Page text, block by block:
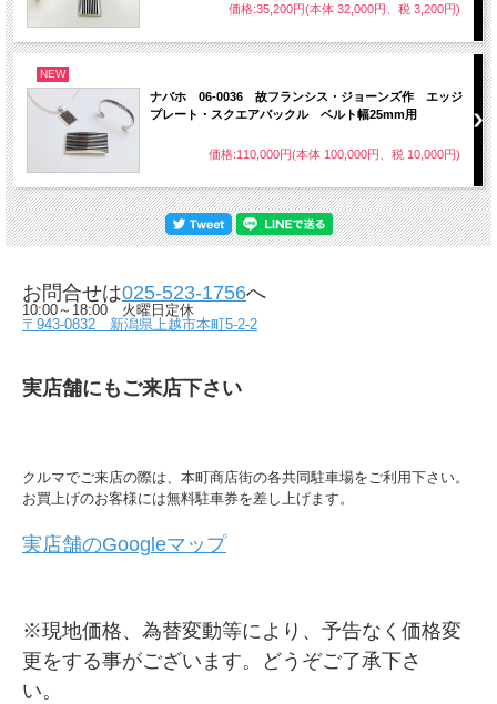
価格:35,200円(本体 32,000円、税 3,200円)
NEW
ナバホ 06-0036 故フランシス・ジョーンズ作 エッジ
プレート・スクエアバックル ベルト幅25mm用
価格:110,000円(本体 100,000円、税 10,000円)
お問合せは025-523-1756へ
10:00～18:00 火曜日定休
〒943-0832 新潟県上越市本町5-2-2
実店舗にもご来店下さい
クルマでご来店の際は、本町商店街の各共同駐車場をご利用下さい。
お買上げのお客様には無料駐車券を差し上げます。
実店舗のGoogleマップ
※現地価格、為替変動等により、予告なく価格変
更をする事がございます。どうぞご了承下さ
い。